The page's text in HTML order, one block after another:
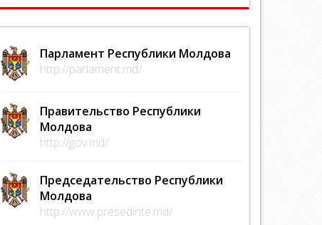
Парламент Республики Молдова
http://parlament.md/
Правительство Республики
Молдова
http://gov.md/
Председательство Республики
Молдова
http://www.presedinte.md/